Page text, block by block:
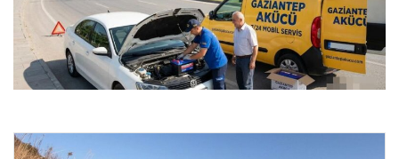
25.07.2026 09:16
Gaziantep Şehir İçi Otomobil Enerji Sistemleri – Gaziantep
Akücü